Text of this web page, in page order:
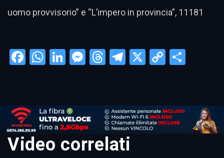
uomo provvisorio” e “L’impero in provincia”, 11181
Facebook
WhatsApp
LinkedIn
Messenger
Threads
Telegram
X
Copy
Video correlati